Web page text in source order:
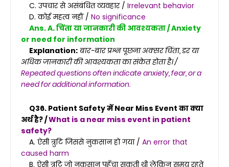
C. उपचार से असंबंधित व्यवहार / Irrelevant behavior
D. कोई महत्व नहीं / No significance
Ans. A. चिंता या जानकारी की आवश्यकता / Anxiety
or need for information
Explanation: बार-बार प्रश्न पूछना अक्सर चिंता, डर या
अधिक जानकारी की आवश्यकता का संकेत होता है। /
Repeated questions often indicate anxiety, fear, or a
need for additional information.
Q36. Patient Safety में Near Miss Event का क्या
अर्थ है? /What is a near miss event in patient
safety?
A. ऐसी त्रुटि जिससे नुकसान हो गया / An error that
caused harm
B. ऐसी त्रुटि जो नुकसान पहुँचा सकती थी लेकिन समय रहते